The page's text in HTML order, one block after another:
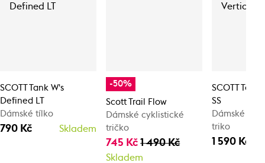
SCOTT Tank W's
Defined LT
Dámské tílko
790 Kč Skladem
-50%
Scott Trail Flow
Dámské cyklistické
tričko
745 Kč1 490 Kč
Skladem
SCOTT Tee
SS
Dámské
triko
1 590 Kč